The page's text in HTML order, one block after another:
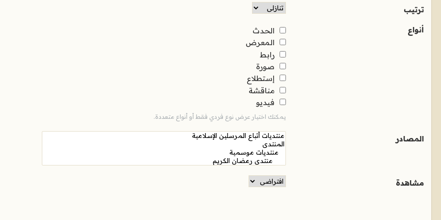
ترتيب
أنواع
الحدث
المعرض
رابط
صورة
إستطلاع
مناقشة
فيديو
يمكنك اختيار عرض نوع فردي فقط أو أنواع متعددة.
المصادر
مشاهدة